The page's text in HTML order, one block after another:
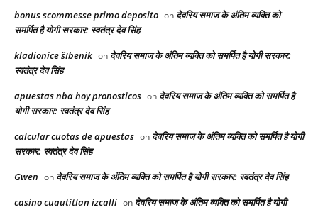
bonus scommesse primo deposito on देवरिय समाज के अंतिम व्यक्ति को
समर्पित है योगी सरकार: स्वतंत्र देव सिंह
kladionice šIbenik on देवरिय समाज के अंतिम व्यक्ति को समर्पित है योगी सरकार:
स्वतंत्र देव सिंह
apuestas nba hoy pronosticos on देवरिय समाज के अंतिम व्यक्ति को समर्पित है
योगी सरकार: स्वतंत्र देव सिंह
calcular cuotas de apuestas on देवरिय समाज के अंतिम व्यक्ति को समर्पित है योगी
सरकार: स्वतंत्र देव सिंह
Gwen on देवरिय समाज के अंतिम व्यक्ति को समर्पित है योगी सरकार: स्वतंत्र देव सिंह
casino cuautitlan izcalli on देवरिय समाज के अंतिम व्यक्ति को समर्पित है योगी